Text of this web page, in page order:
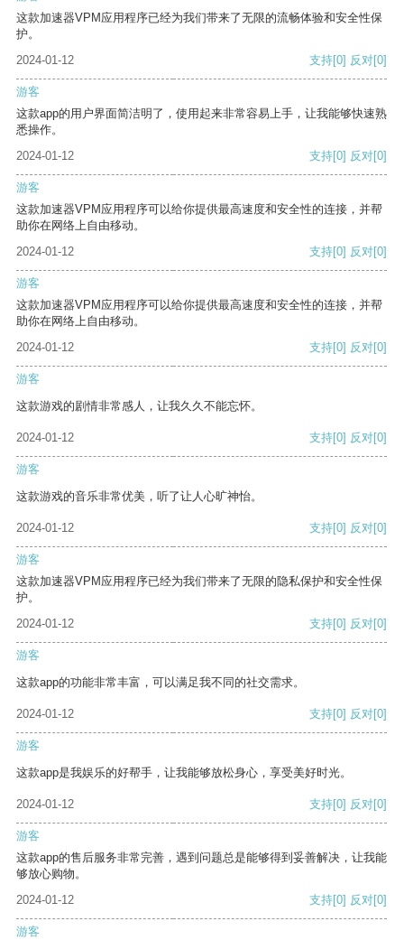
这款加速器VPM应用程序已经为我们带来了无限的流畅体验和安全性保
护。
2024-01-12
支持[0] 反对[0]
游客
这款app的用户界面简洁明了，使用起来非常容易上手，让我能够快速熟
悉操作。
2024-01-12
支持[0] 反对[0]
游客
这款加速器VPM应用程序可以给你提供最高速度和安全性的连接，并帮
助你在网络上自由移动。
2024-01-12
支持[0] 反对[0]
游客
这款加速器VPM应用程序可以给你提供最高速度和安全性的连接，并帮
助你在网络上自由移动。
2024-01-12
支持[0] 反对[0]
游客
这款游戏的剧情非常感人，让我久久不能忘怀。
2024-01-12 支持[0] 反对[0]
游客
这款游戏的音乐非常优美，听了让人心旷神怡。
2024-01-12 支持[0] 反对[0]
游客
这款加速器VPM应用程序已经为我们带来了无限的隐私保护和安全性保
护。
2024-01-12
支持[0] 反对[0]
游客
这款app的功能非常丰富，可以满足我不同的社交需求。
2024-01-12 支持[0] 反对[0]
游客
这款app是我娱乐的好帮手，让我能够放松身心，享受美好时光。
2024-01-12 支持[0] 反对[0]
游客
这款app的售后服务非常完善，遇到问题总是能够得到妥善解决，让我能
够放心购物。
2024-01-12
支持[0] 反对[0]
游客